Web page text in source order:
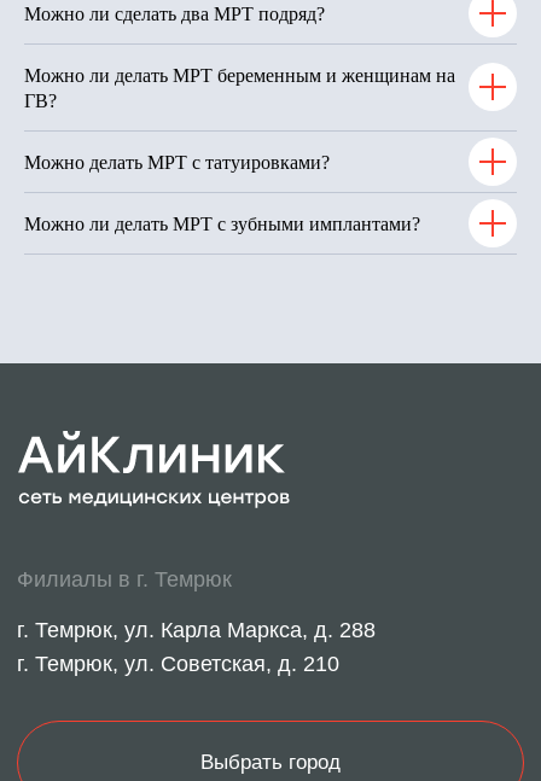
Можно ли сделать два МРТ подряд?
Можно ли делать МРТ беременным и женщинам на
ГВ?
Можно делать МРТ с татуировками?
Можно ли делать МРТ с зубными имплантами?